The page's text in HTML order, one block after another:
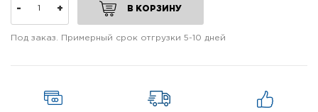
- + В КОРЗИНУ
Под заказ. Примерный срок отгрузки 5-10 дней